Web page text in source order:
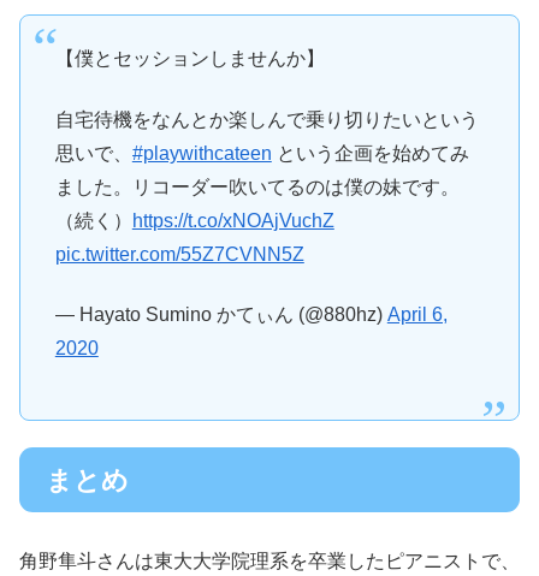
【僕とセッションしませんか】
自宅待機をなんとか楽しんで乗り切りたいという
思いで、 #playwithcateen という企画を始めてみ
ました。リコーダー吹いてるのは僕の妹です。
（続く）
https://t.co/xNOAjVuchZ
pic.twitter.com/55Z7CVNN5Z
— Hayato Sumino かてぃん (@880hz) April 6,
2020
まとめ
角野隼斗さんは東大大学院理系を卒業したピアニストで、